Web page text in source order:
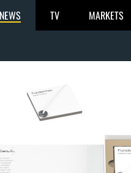
NEWS TV MARKETS